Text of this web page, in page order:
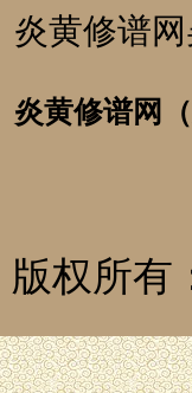
炎黄修谱
炎黄修谱网
版权所有